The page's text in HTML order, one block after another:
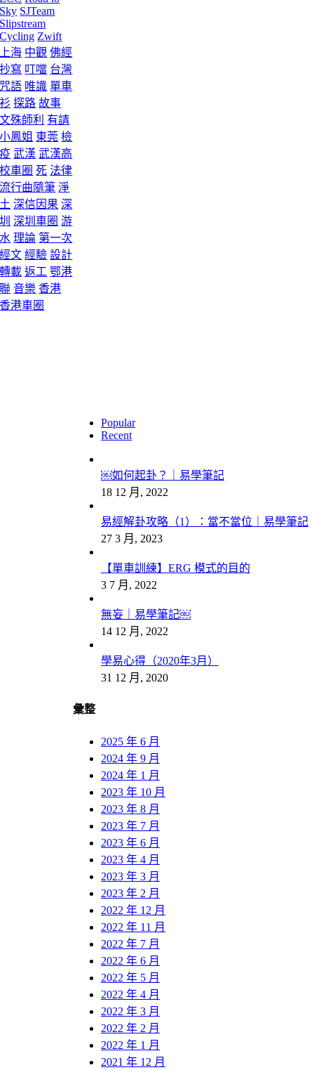
Popular
Recent
￼如何起卦？｜易學筆記
18 12 月, 2022
易經解卦攻略（1）：當不當位｜易學筆記
27 3 月, 2023
【單車訓練】ERG 模式的目的
3 7 月, 2022
無妄｜易學筆記￼
14 12 月, 2022
學易心得（2020年3月）
31 12 月, 2020
彙整
2025 年 6 月
2024 年 9 月
2024 年 1 月
2023 年 10 月
2023 年 8 月
2023 年 7 月
2023 年 6 月
2023 年 4 月
2023 年 3 月
2023 年 2 月
2022 年 12 月
2022 年 11 月
2022 年 7 月
2022 年 6 月
2022 年 5 月
2022 年 4 月
2022 年 3 月
2022 年 2 月
2022 年 1 月
2021 年 12 月
Sky SJTeam
Slipstream
Cycling Zwift
上海 中觀 佛經
抄寫 叮噹 台灣
咒語 唯識 單車
衫 探路 故事
文殊師利 有請
小鳳姐 東莞 檢
疫 武漢 武漢高
校車圈 死 法律
流行曲隨筆 淨
土 深信因果 深
圳
深圳車圈 游
水 理論 第一次
經文 經驗 設計
轉載 返工 鄂港
聯 音樂 香港
香港車圈